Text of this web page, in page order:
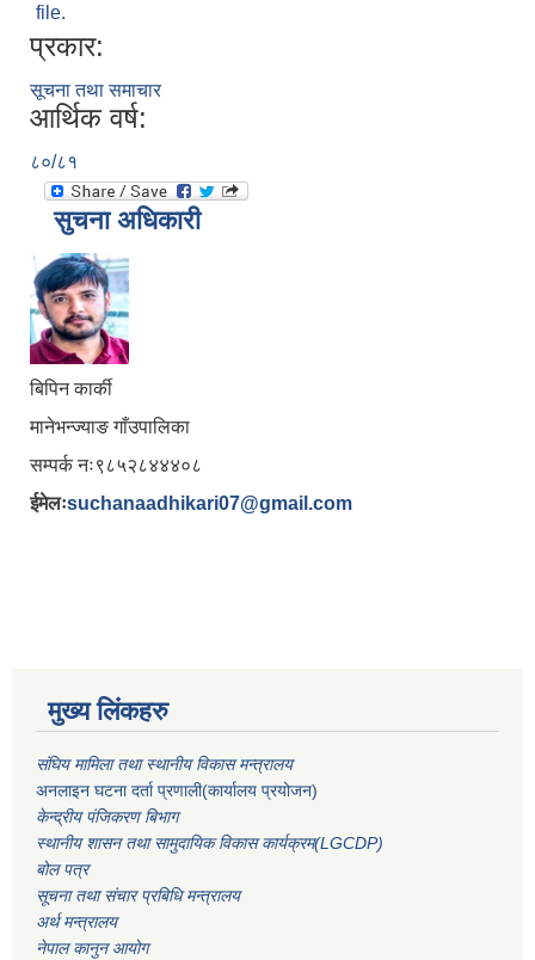
file.
प्रकार:
सूचना तथा समाचार
आर्थिक वर्ष:
८०/८१
सुचना अधिकारी
बिपिन कार्की
मानेभन्ज्याङ गाँउपालिका
सम्पर्क नः९८५२८४४४०८
ईमेलःsuchanaadhikari07@gmail.com
मुख्य लिंकहरु
संघिय मामिला तथा स्थानीय विकास मन्त्रालय
अनलाइन घटना दर्ता प्रणाली(कार्यालय प्रयोजन)
केन्द्रीय पंजिकरण बिभाग
स्थानीय शासन तथा सामुदायिक विकास कार्यक्रम(LGCDP)
बोल पत्र
सूचना तथा संचार प्रबिधि मन्त्रालय
अर्थ मन्त्रालय
नेपाल कानुन आयोग